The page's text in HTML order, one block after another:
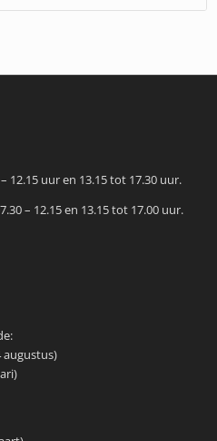
12.15 uur en 13.15 tot 17.30 uur.
– 12.15 en 13.15 tot 17.00 uur.
augustus)